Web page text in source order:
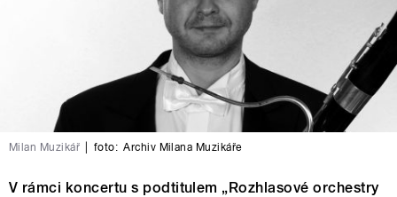
Milan Muzikář foto: Archiv Milana Muzikáře
V rámci koncertu s podtitulem „Rozhlasové orchestry